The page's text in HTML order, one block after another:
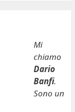
Mi
chiamo
Dario
Banfi.
Sono un